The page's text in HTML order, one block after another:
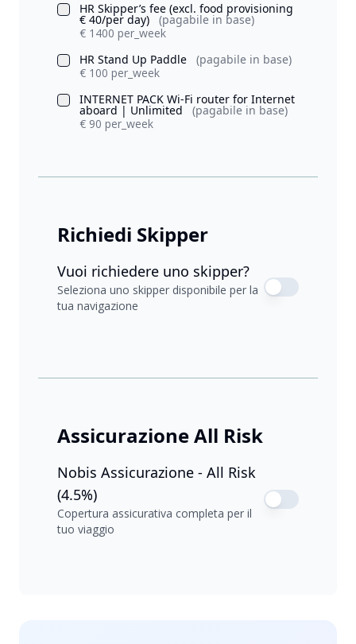
HR Skipper’s fee (excl. food provisioning
€ 40/per day)
(pagabile in base)
€ 1400 per_week
HR Stand Up Paddle
(pagabile in base)
€ 100 per_week
INTERNET PACK Wi-Fi router for Internet
aboard | Unlimited
(pagabile in base)
€ 90 per_week
Richiedi Skipper
Vuoi richiedere uno skipper?
Seleziona uno skipper disponibile per la
tua navigazione
Assicurazione All Risk
Nobis Assicurazione - All Risk
(4.5%)
Copertura assicurativa completa per il
tuo viaggio